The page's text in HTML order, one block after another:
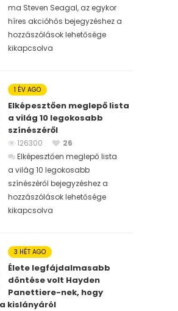
ma Steven Seagal, az egykor
híres akcióhős bejegyzéshez a
hozzászólások lehetősége
kikapcsolva
1 ÉV AGO
Elképesztően meglepő lista
a világ 10 legokosabb
színészéről
126300
26
Elképesztően meglepő lista
a világ 10 legokosabb
színészéről bejegyzéshez a
hozzászólások lehetősége
kikapcsolva
3 HÉT AGO
Élete legfájdalmasabb
döntése volt Hayden
Panettiere-nek, hogy
kislányáról